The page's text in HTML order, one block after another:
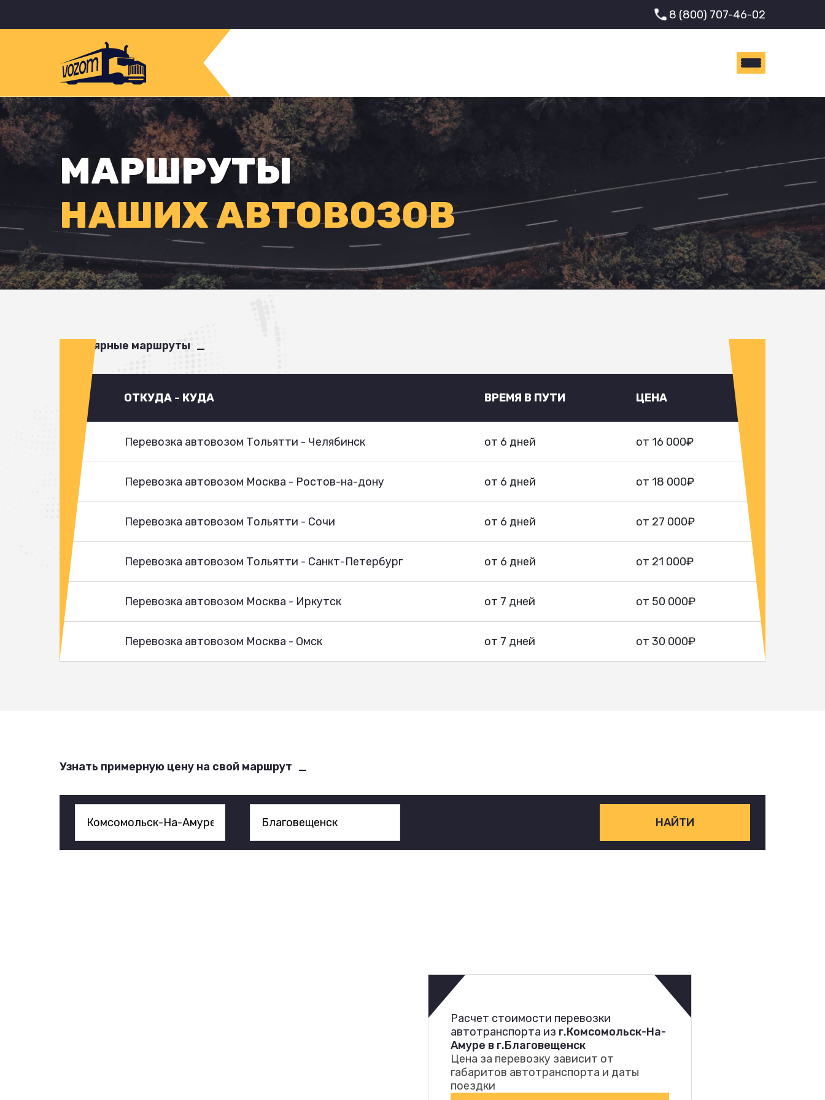
8 (800) 707-46-02
МАРШРУТЫ
НАШИХ АВТОВОЗОВ
Популярные маршруты
ОТКУДА - КУДА ВРЕМЯ В ПУТИ ЦЕНА
Перевозка автовозом Тольятти - Челябинск от 6 дней от 16 000₽
Перевозка автовозом Москва - Ростов-на-дону от 6 дней от 18 000₽
Перевозка автовозом Тольятти - Сочи от 6 дней от 27 000₽
Перевозка автовозом Тольятти - Санкт-Петербург от 6 дней от 21 000₽
Перевозка автовозом Москва - Иркутск от 7 дней от 50 000₽
Перевозка автовозом Москва - Омск от 7 дней от 30 000₽
Узнать примерную цену на свой маршрут
НАЙТИ
Расчет стоимости перевозки
автотранспорта из г.Комсомольск-На-
Амуре в г.Благовещенск
Цена за перевозку зависит от
габаритов автотранспорта и даты
поездки